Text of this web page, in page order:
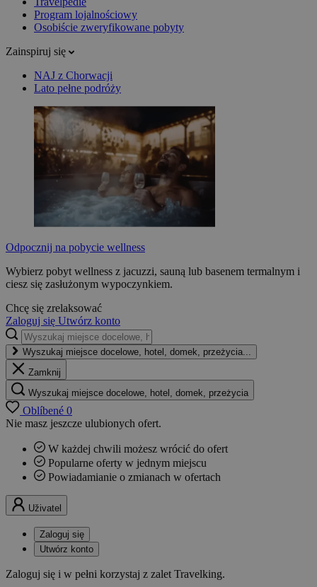
Program lojalnościowy
Osobiście zweryfikowane pobyty
Zainspiruj się
NAJ z Chorwacji
Lato pełne podróży
Odpocznij na pobycie wellness
Wybierz pobyt wellness z jacuzzi, sauną lub basenem termalnym i
ciesz się zasłużonym wypoczynkiem.
Chcę się zrelaksować
Zaloguj się Utwórz konto
Wyszukaj miejsce docelowe, hotel, domek, przeżycia...
Zamknij
Wyszukaj miejsce docelowe, hotel, domek, przeżycia
Oblíbené 0
Nie masz jeszcze ulubionych ofert.
W każdej chwili możesz wrócić do ofert
Popularne oferty w jednym miejscu
Powiadamianie o zmianach w ofertach
Uživatel
Zaloguj się
Utwórz konto
Zaloguj się i w pełni korzystaj z zalet Travelking.